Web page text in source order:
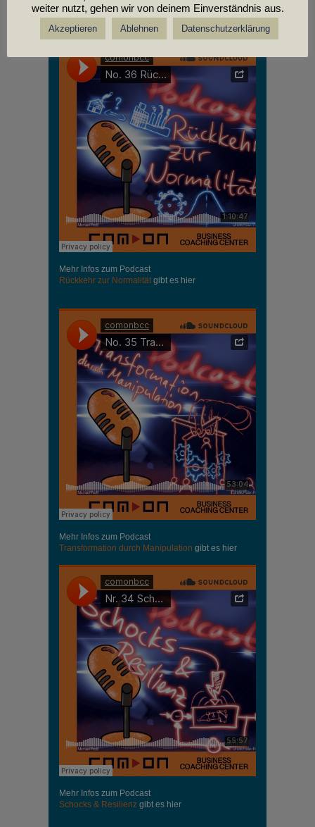
PODCASTS
Mehr Infos zum Podcast
Rückkehr zur Normalitätgibt es hier
Mehr Infos zum Podcast
Transformation durch Manipulation gibt es hier
Mehr Infos zum Podcast
Schocks & Resilienz gibt es hier
weiter nutzt, gehen wir von deinem Einverständnis aus.
Akzeptieren Ablehnen Datenschutzerklärung